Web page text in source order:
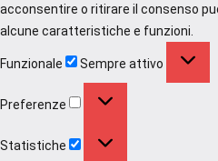
acconsentire o ritirare il consenso
alcune caratteristiche e funzioni.
Funzionale Sempre attivo
Preferenze
Statistiche